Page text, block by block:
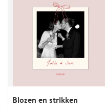
Blozen en strikken